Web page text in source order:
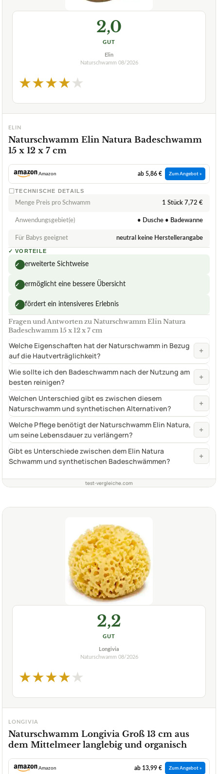
2,0
GUT
Elin
Naturschwamm 08/2026
★★★★★
ELIN
Naturschwamm Elin Natura Badeschwamm
15 x 12 x 7 cm
Amazon ab 5,86 € Zum Angebot »
TECHNISCHE DETAILS
Menge Preis pro Schwamm 1 Stück 7,72 €
Anwendungsgebiet(e) • Dusche • Badewanne
Für Babys geeignet neutral keine Herstellerangabe
✓ VORTEILE
✓ erweiterte Sichtweise
✓ ermöglicht eine bessere Übersicht
✓ fördert ein intensiveres Erlebnis
Fragen und Antworten zu Naturschwamm Elin Natura
Badeschwamm 15 x 12 x 7 cm
Welche Eigenschaften hat der Naturschwamm in Bezug
auf die Hautverträglichkeit?
+
Wie sollte ich den Badeschwamm nach der Nutzung am
besten reinigen?
+
Welchen Unterschied gibt es zwischen diesem
Naturschwamm und synthetischen Alternativen?
+
Welche Pflege benötigt der Naturschwamm Elin Natura,
um seine Lebensdauer zu verlängern?
+
Gibt es Unterschiede zwischen dem Elin Natura
Schwamm und synthetischen Badeschwämmen?
+
test-vergleiche.com
2,2
GUT
Longivia
Naturschwamm 08/2026
★★★★★
LONGIVIA
Naturschwamm Longivia Groß 13 cm aus
dem Mittelmeer langlebig und organisch
Amazon ab 13,99 € Zum Angebot »